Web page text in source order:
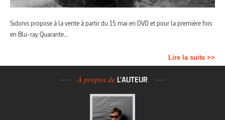
Sidonis propose à la vente à partir du 15 mai en DVD et pour la première fois
en Blu-ray Quarante…
Lire la suite >>
À propos de L'AUTEUR